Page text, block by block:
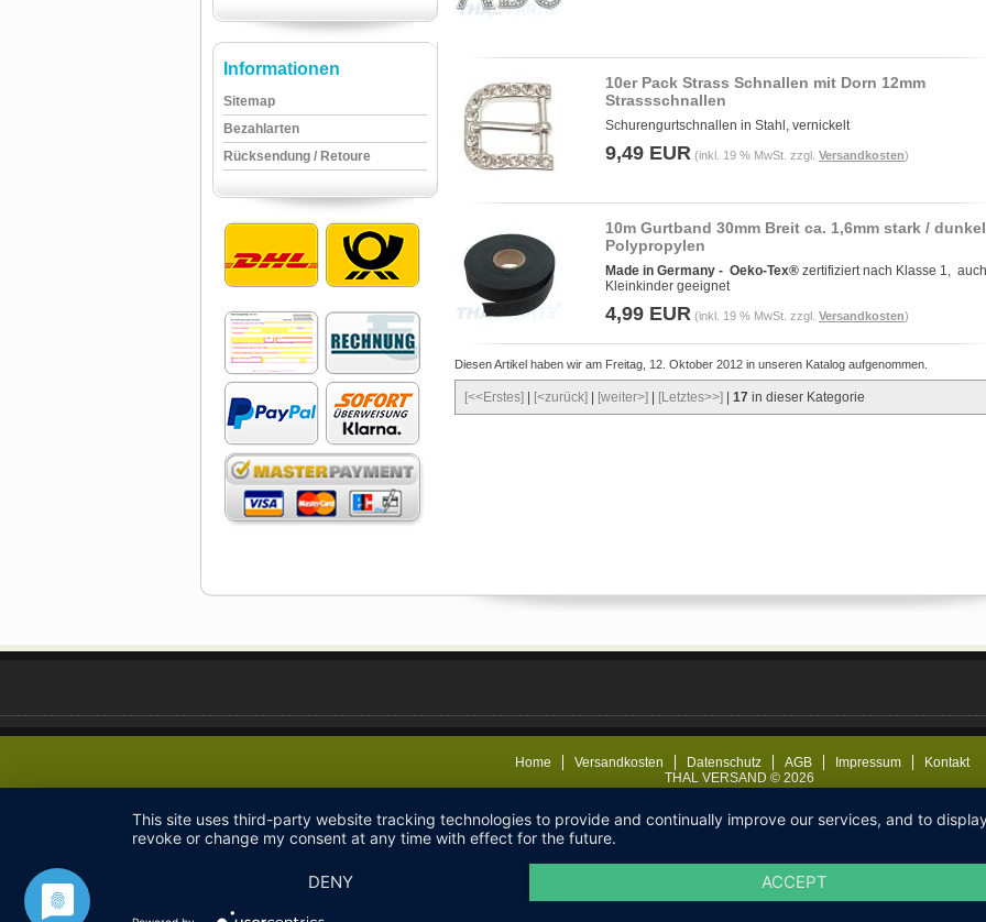
Informationen
Sitemap
Bezahlarten
Rücksendung / Retoure
10er Pack Strass Schnallen mit Dorn 12mm
Strassschnallen
Schurengurtschnallen in Stahl, vernickelt
9,49 EUR (inkl. 19 % MwSt. zzgl. Versandkosten)
10m Gurtband 30mm Breit ca. 1,6mm stark /
Polypropylen
Made in Germany - Oeko-Tex® zertifiziert nach Klasse 1,
Kleinkinder geeignet
4,99 EUR (inkl. 19 % MwSt. zzgl. Versandkosten)
Diesen Artikel haben wir am Freitag, 12. Oktober 2012 in unseren Katalog aufgenommen.
[<<Erstes] [<zurück] [weiter>] [Letztes>>] 17 in dieser Kategorie
Home Versandkosten Datenschutz AGB Impressum
Kontakt
THAL VERSAND © 2026
This site uses third-party website tracking technologies to provide and continually improve our services, and to
revoke or change my consent at any time with effect for the future.
DENY ACCEPT